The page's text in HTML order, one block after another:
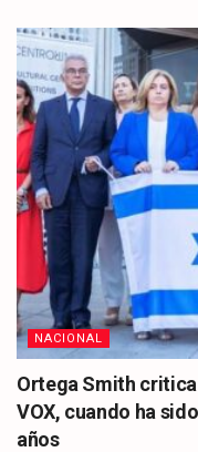
NACIONAL
Ortega Smith
VOX, cuando ha
años